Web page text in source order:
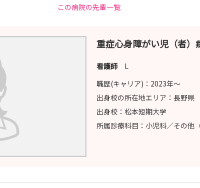
この病院の先輩一覧
重症心身障がい児（者）
看護師 L
職歴(キャリア)： 2023年〜
出身校の所在地エリア： 長野県
出身校： 松本短期大学
所属診療科目： 小児科／その他